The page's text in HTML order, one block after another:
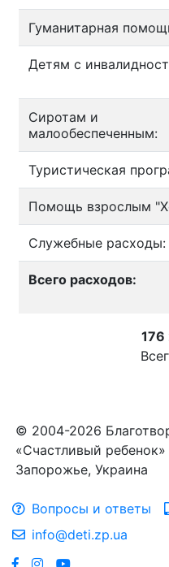
Гуманитарная
Детям с
Сиротам и
малообеспеченным:
Туристическая
Помощь взрослым
Служебные расходы:
Всего расходов:
176
© 2004-2026
«Счастливый ребенок»
Запорожье, Украина
Вопросы и ответы
info@deti.zp.ua